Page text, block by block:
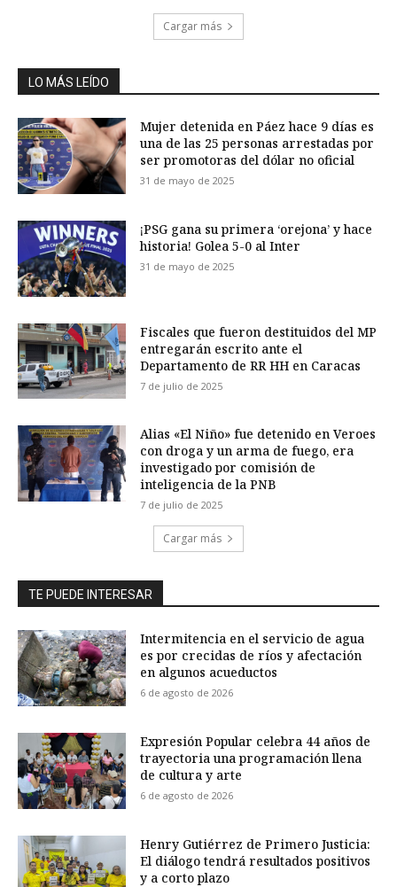
Cargar más
LO MÁS LEÍDO
Mujer detenida en Páez hace 9 días es
una de las 25 personas arrestadas por
ser promotoras del dólar no oficial
31 de mayo de 2025
¡PSG gana su primera ‘orejona’ y hace
historia! Golea 5-0 al Inter
31 de mayo de 2025
Fiscales que fueron destituidos del MP
entregarán escrito ante el
Departamento de RR HH en Caracas
7 de julio de 2025
Alias «El Niño» fue detenido en Veroes
con droga y un arma de fuego, era
investigado por comisión de
inteligencia de la PNB
7 de julio de 2025
Cargar más
TE PUEDE INTERESAR
Intermitencia en el servicio de agua
es por crecidas de ríos y afectación
en algunos acueductos
6 de agosto de 2026
Expresión Popular celebra 44 años de
trayectoria una programación llena
de cultura y arte
6 de agosto de 2026
Henry Gutiérrez de Primero Justicia:
El diálogo tendrá resultados positivos
y a corto plazo